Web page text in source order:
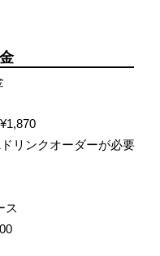
リンクオーダーが必要
ス